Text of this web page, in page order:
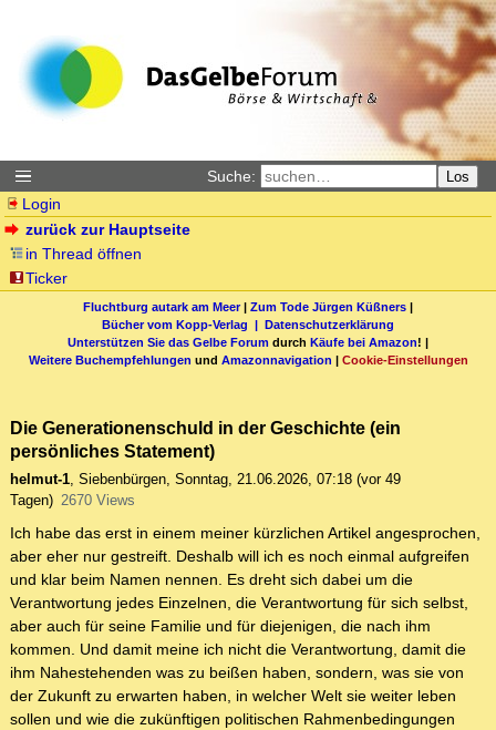
Suche: Los
Login
zurück zur Hauptseite
in Thread öffnen
Ticker
Fluchtburg autark am Meer| Zum Tode Jürgen Küßners |
Bücher vom Kopp-Verlag | Datenschutzerklärung
Unterstützen Sie das Gelbe Forum durch Käufe bei Amazon! |
Weitere Buchempfehlungen und Amazonnavigation | Cookie-Einstellungen
Die Generationenschuld in der Geschichte (ein
persönliches Statement)
helmut-1, Siebenbürgen, Sonntag, 21.06.2026, 07:18 (vor 49
Tagen) 2670 Views
Ich habe das erst in einem meiner kürzlichen Artikel angesprochen,
aber eher nur gestreift. Deshalb will ich es noch einmal aufgreifen
und klar beim Namen nennen. Es dreht sich dabei um die
Verantwortung jedes Einzelnen, die Verantwortung für sich selbst,
aber auch für seine Familie und für diejenigen, die nach ihm
kommen. Und damit meine ich nicht die Verantwortung, damit die
ihm Nahestehenden was zu beißen haben, sondern, was sie von
der Zukunft zu erwarten haben, in welcher Welt sie weiter leben
sollen und wie die zukünftigen politischen Rahmenbedingungen